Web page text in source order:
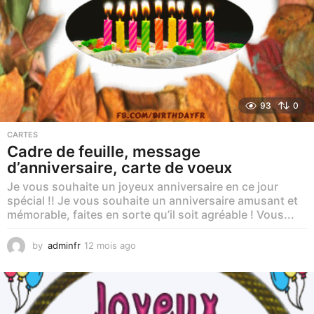
93 0
CARTES
Cadre de feuille, message
d’anniversaire, carte de voeux
Je vous souhaite un joyeux anniversaire en ce jour
spécial !! Je vous souhaite un anniversaire amusant et
mémorable, faites en sorte qu’il soit agréable ! Vous...
by adminfr 12 mois ago
s